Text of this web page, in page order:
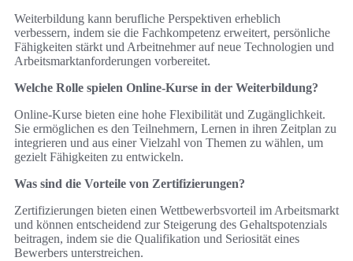
Weiterbildung kann berufliche Perspektiven erheblich
verbessern, indem sie die Fachkompetenz erweitert, persönliche
Fähigkeiten stärkt und Arbeitnehmer auf neue Technologien und
Arbeitsmarktanforderungen vorbereitet.
Welche Rolle spielen Online-Kurse in der Weiterbildung?
Online-Kurse bieten eine hohe Flexibilität und Zugänglichkeit.
Sie ermöglichen es den Teilnehmern, Lernen in ihren Zeitplan zu
integrieren und aus einer Vielzahl von Themen zu wählen, um
gezielt Fähigkeiten zu entwickeln.
Was sind die Vorteile von Zertifizierungen?
Zertifizierungen bieten einen Wettbewerbsvorteil im Arbeitsmarkt
und können entscheidend zur Steigerung des Gehaltspotenzials
beitragen, indem sie die Qualifikation und Seriosität eines
Bewerbers unterstreichen.